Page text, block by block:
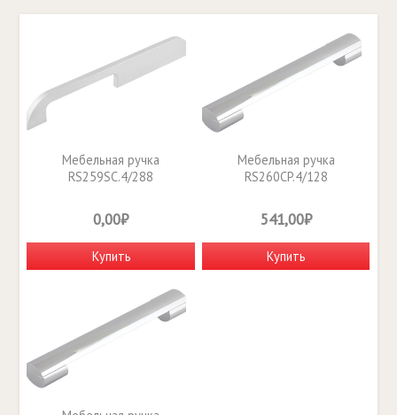
Мебельная ручка
RS259SC.4/288
0,00₽
Купить
Мебельная ручка
RS260CP.4/128
541,00₽
Купить